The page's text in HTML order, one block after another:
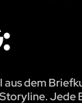
dem